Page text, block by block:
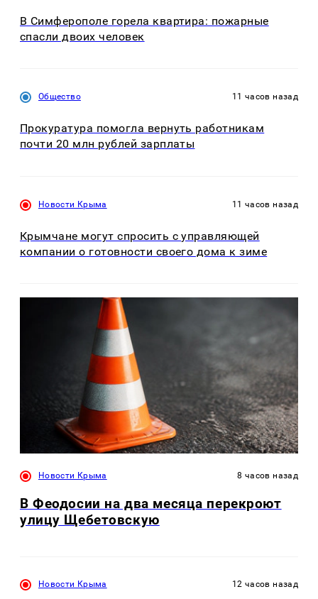
В Симферополе горела квартира: пожарные
спасли двоих человек
Общество 11 часов назад
Прокуратура помогла вернуть работникам
почти 20 млн рублей зарплаты
Новости Крыма 11 часов назад
Крымчане могут спросить с управляющей
компании о готовности своего дома к зиме
Новости Крыма 8 часов назад
В Феодосии на два месяца перекроют
улицу Щебетовскую
Новости Крыма 12 часов назад